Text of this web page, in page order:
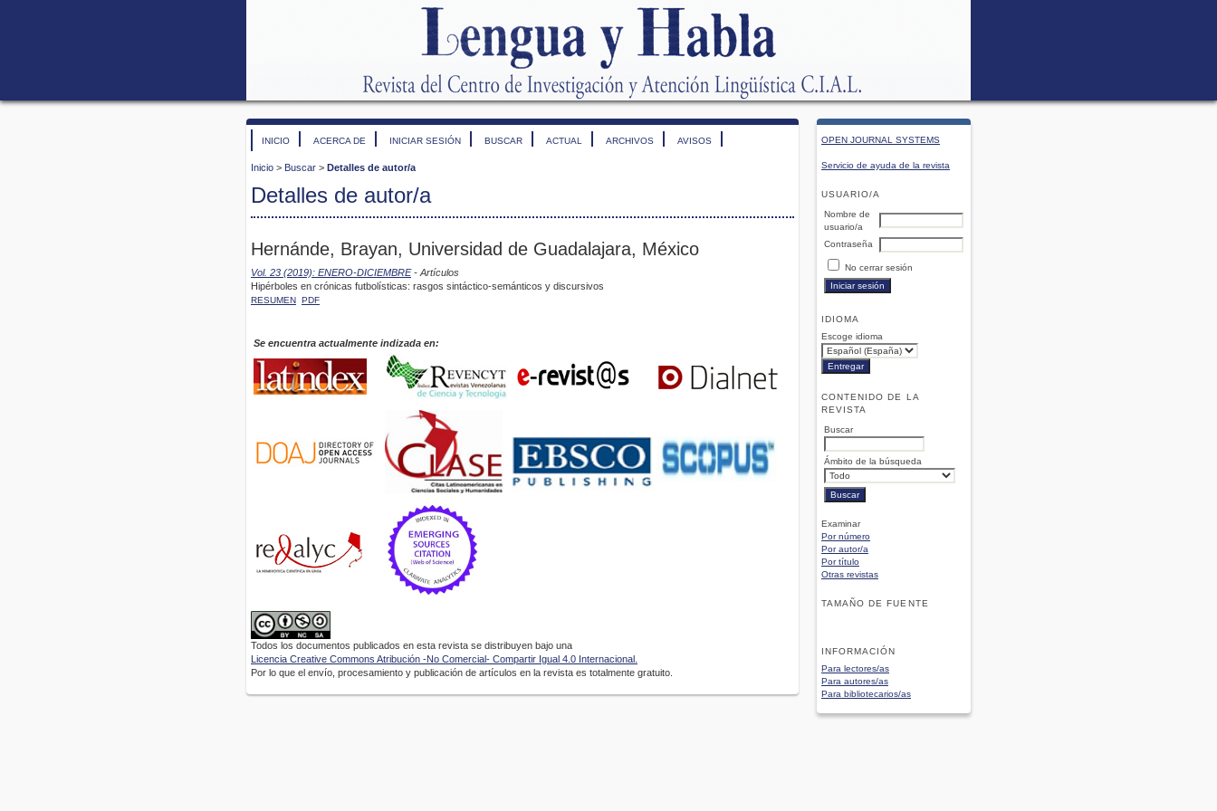
OPEN JOURNAL SYSTEMS
Servicio de ayuda de la revista
USUARIO/A
Nombre de
usuario/a
Contraseña
No cerrar sesión
IDIOMA
Escoge idioma
CONTENIDO DE LA
REVISTA
Buscar
Ámbito de la búsqueda
Examinar
Por número
Por autor/a
Por título
Otras revistas
TAMAÑO DE FUENTE
INFORMACIÓN
Para lectores/as
Para autores/as
Para bibliotecarios/as
INICIO ACERCA DE INICIAR SESIÓN BUSCAR ACTUAL ARCHIVOS AVISOS
Inicio > Buscar > Detalles de autor/a
Detalles de autor/a
Hernánde, Brayan, Universidad de Guadalajara, México
Vol. 23 (2019): ENERO-DICIEMBRE- Artículos
Hipérboles en crónicas futbolísticas: rasgos sintáctico-semánticos y discursivos
RESUMEN PDF
Se encuentra actualmente indizada en:
Todos los documentos publicados en esta revista se distribuyen bajo una
Licencia Creative Commons Atribución -No Comercial- Compartir Igual 4.0 Internacional.
Por lo que el envío, procesamiento y publicación de artículos en la revista es totalmente gratuito.